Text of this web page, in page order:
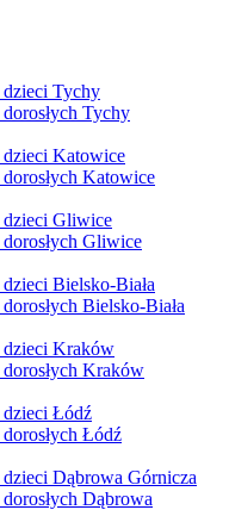
dzieci Tychy
Tychy
dzieci Katowice
Katowice
dzieci Gliwice
Gliwice
Bielsko-Biała
Bielsko-Biała
dzieci Kraków
Kraków
dzieci Łódź
Łódź
Dąbrowa Górnicza
Dąbrowa